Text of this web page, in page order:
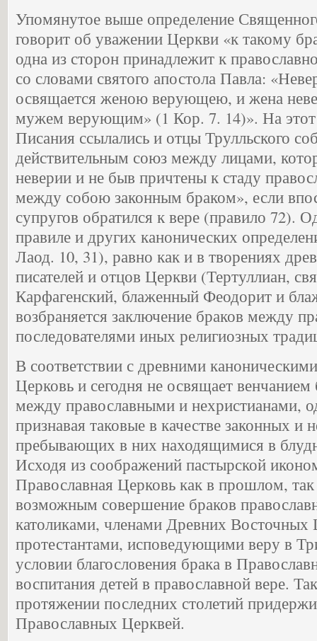
Упомянутое выше определение
говорит об уважении Церкви «к такому
одна из сторон принадлежит к
со словами святого апостола Павла:
освящается женою верующею, и жена
мужем верующим» (1 Кор. 7. 14)». На этот
Писания ссылались и отцы Трулльского
действительным союз между лицами,
неверии и не быв причтены к стаду
между собою законным браком», если
супругов обратился к вере (правило 72).
правиле и других канонических
Лаод. 10, 31), равно как и в творениях
писателей и отцов Церкви (Тертуллиан,
Карфагенский, блаженный Феодорит и
возбраняется заключение браков между
последователями иных религиозных
В соответствии с древними
Церковь и сегодня не освящает
между православными и нехристианами,
признавая таковые в качестве законных и
пребывающих в них находящимися в
Исходя из соображений пастырской
Православная Церковь как в прошлом, так
возможным совершение браков
католиками, членами Древних Восточных
протестантами, исповедующими веру в
условии благословения брака в
воспитания детей в православной вере.
протяжении последних столетий
Православных Церквей.